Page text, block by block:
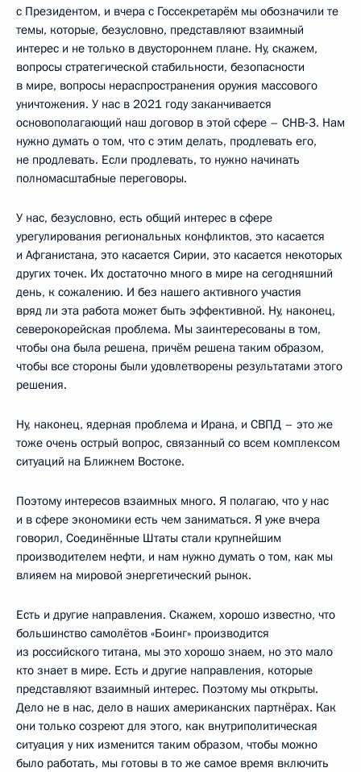
с Президентом, и вчера с Госсекретарём мы обозначили те
темы, которые, безусловно, представляют взаимный
интерес и не только в двустороннем плане. Ну, скажем,
вопросы стратегической стабильности, безопасности
в мире, вопросы нераспространения оружия массового
уничтожения. У нас в 2021 году заканчивается
основополагающий наш договор в этой сфере – СНВ‑3. Нам
нужно думать о том, что с этим делать, продлевать его,
не продлевать. Если продлевать, то нужно начинать
полномасштабные переговоры.
У нас, безусловно, есть общий интерес в сфере
урегулирования региональных конфликтов, это касается
и Афганистана, это касается Сирии, это касается некоторых
других точек. Их достаточно много в мире на сегодняшний
день, к сожалению. И без нашего активного участия
вряд ли эта работа может быть эффективной. Ну, наконец,
северокорейская проблема. Мы заинтересованы в том,
чтобы она была решена, причём решена таким образом,
чтобы все стороны были удовлетворены результатами этого
решения.
Ну, наконец, ядерная проблема и Ирана, и СВПД – это же
тоже очень острый вопрос, связанный со всем комплексом
ситуаций на Ближнем Востоке.
Поэтому интересов взаимных много. Я полагаю, что у нас
и в сфере экономики есть чем заниматься. Я уже вчера
говорил, Соединённые Штаты стали крупнейшим
производителем нефти, и нам нужно думать о том, как мы
влияем на мировой энергетический рынок.
Есть и другие направления. Скажем, хорошо известно, что
большинство самолётов «Боинг» производится
из российского титана, мы это хорошо знаем, но это мало
кто знает в мире. Есть и другие направления, которые
представляют взаимный интерес. Поэтому мы открыты.
Дело не в нас, дело в наших американских партнёрах. Как
они только созреют для этого, как внутриполитическая
ситуация у них изменится таким образом, чтобы можно
было работать, мы готовы в то же самое время включить